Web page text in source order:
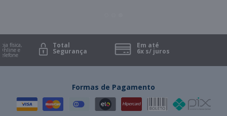
física,
e
Total
Segurança
Em até
6x s/ juros
Formas de Pagamento